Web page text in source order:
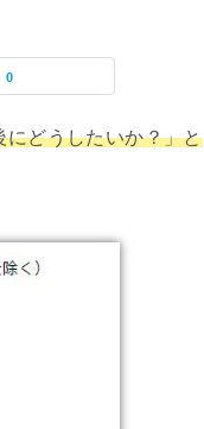
0
にどうしたいか？」と